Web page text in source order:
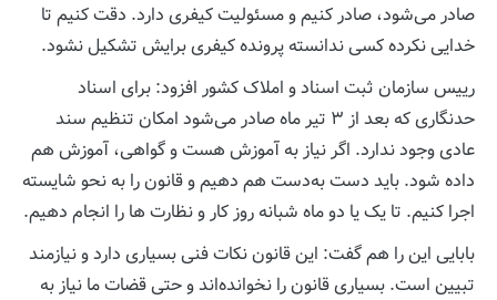
صادر می‌شود، صادر کنیم و مسئولیت کیفری دارد. دقت کنیم تا
خدایی نکرده کسی ندانسته پرونده کیفری برایش تشکیل نشود.
رییس سازمان ثبت اسناد و املاک کشور افزود: برای اسناد
حدنگاری که بعد از ۳ تیر ماه صادر می‌شود امکان تنظیم سند
عادی وجود ندارد. اگر نیاز به آموزش هست و گواهی، آموزش هم
داده شود. باید دست به‌دست هم دهیم و قانون را به نحو شایسته
اجرا کنیم. تا یک یا دو ماه شبانه روز کار و نظارت ها را انجام دهیم.
بابایی این را هم گفت: این قانون نکات فنی بسیاری دارد و نیازمند
تبیین است. بسیاری قانون را نخوانده‌اند و حتی قضات ما نیاز به